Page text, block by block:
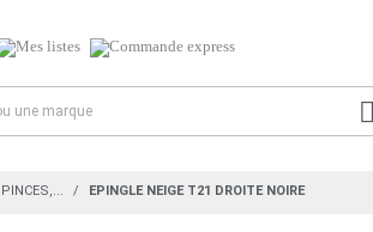
EPINGLE NEIGE T21 DROITE NOIRE